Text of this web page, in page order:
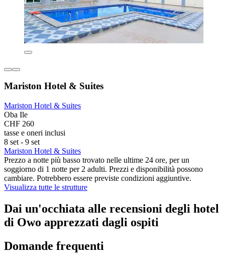
Mariston Hotel & Suites
Mariston Hotel & Suites
Oba Ile
CHF 260
tasse e oneri inclusi
8 set - 9 set
Mariston Hotel & Suites
Prezzo a notte più basso trovato nelle ultime 24 ore, per un
soggiorno di 1 notte per 2 adulti. Prezzi e disponibilità possono
cambiare. Potrebbero essere previste condizioni aggiuntive.
Visualizza tutte le strutture
Dai un'occhiata alle recensioni degli hotel
di Owo apprezzati dagli ospiti
Domande frequenti